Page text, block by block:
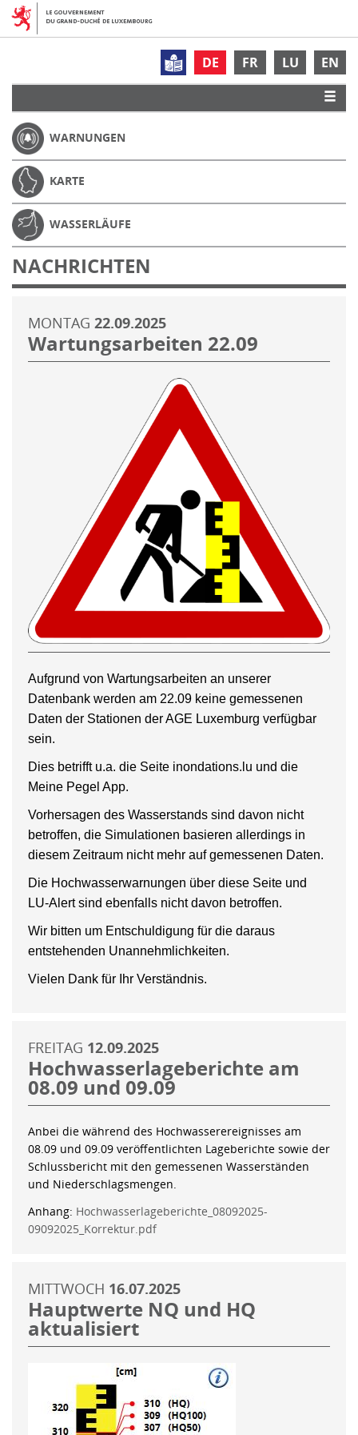
DE FR LU EN
WARNUNGEN
KARTE
WASSERLÄUFE
NACHRICHTEN
MONTAG 22.09.2025
Wartungsarbeiten 22.09
Aufgrund von Wartungsarbeiten an unserer
Datenbank werden am 22.09 keine gemessenen
Daten der Stationen der AGE Luxemburg verfügbar
sein.
Dies betrifft u.a. die Seite inondations.lu und die
Meine Pegel App.
Vorhersagen des Wasserstands sind davon nicht
betroffen, die Simulationen basieren allerdings in
diesem Zeitraum nicht mehr auf gemessenen Daten.
Die Hochwasserwarnungen über diese Seite und
LU-Alert sind ebenfalls nicht davon betroffen.
Wir bitten um Entschuldigung für die daraus
entstehenden Unannehmlichkeiten.
Vielen Dank für Ihr Verständnis.
FREITAG 12.09.2025
Hochwasserlageberichte am
08.09 und 09.09
Anbei die während des Hochwasserereignisses am
08.09 und 09.09 veröffentlichten Lageberichte sowie der
Schlussbericht mit den gemessenen Wasserständen
und Niederschlagsmengen.
Anhang: Hochwasserlageberichte_08092025-
09092025_Korrektur.pdf
MITTWOCH 16.07.2025
Hauptwerte NQ und HQ
aktualisiert